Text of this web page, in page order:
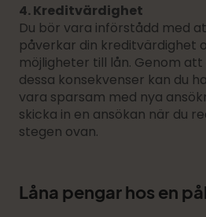
4. Kreditvärdighet
Du bör vara införstådd med
påverkar din kreditvärdighet
möjligheter till lån. Genom
dessa konsekvenser kan du
vara sparsam med nya
skicka in en ansökan när du
stegen ovan.
Låna pengar hos en